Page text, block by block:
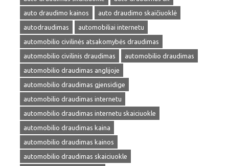
auto draudimo kainos
auto draudimo skaičiuoklė
autodraudimas
automobiliai internetu
automobilio civilinės atsakomybės draudimas
automobilio civilinis draudimas
automobilio draudimas
automobilio draudimas anglijoje
automobilio draudimas gjensidige
automobilio draudimas internetu
automobilio draudimas internetu skaiciuokle
automobilio draudimas kaina
automobilio draudimas kainos
automobilio draudimas skaiciuokle